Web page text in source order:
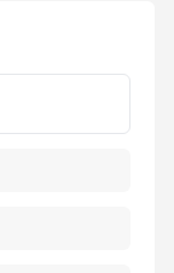
belirtilen